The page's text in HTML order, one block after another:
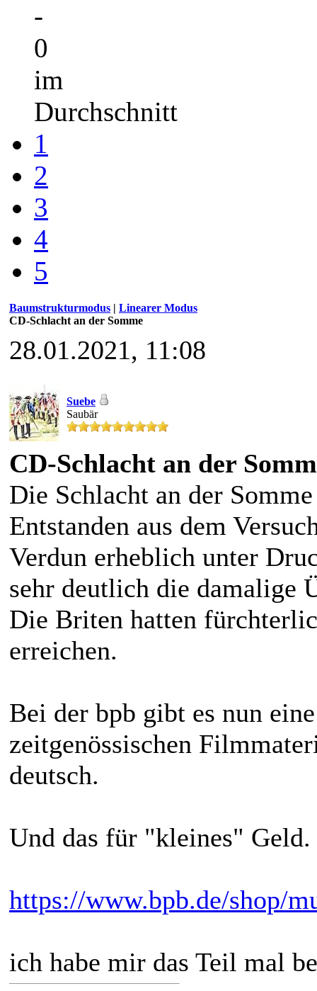
-
0
im
Durchschnitt
1
2
3
4
5
Baumstrukturmodus | Linearer Modus
CD-Schlacht an der Somme
28.01.2021, 11:08
Suebe
Saubär
CD-Schlacht an der
Die Schlacht an der
Entstanden aus dem
Verdun erheblich unter
sehr deutlich die damalige
Die Briten hatten
erreichen.
Bei der bpb gibt es nun
zeitgenössischen
deutsch.
Und das für "kleines" Geld.
https://www.bpb.de/shop/
ich habe mir das Teil mal